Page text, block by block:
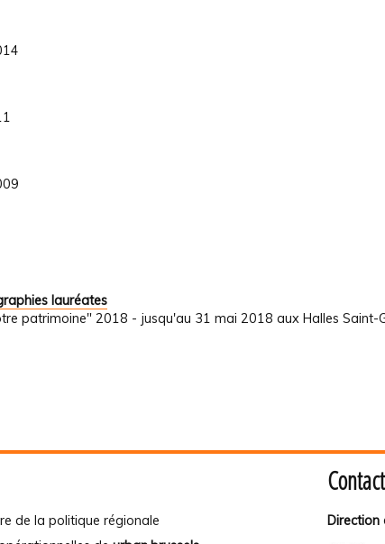
lauréates
patrimoine" 2018 - jusqu'au 31 mai 2018 aux Halles Saint-
de la politique régionale
Contact
Direction